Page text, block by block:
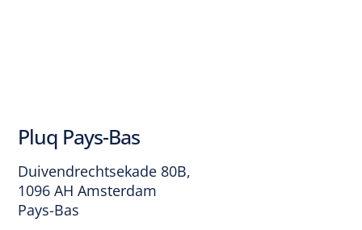
Pluq Pays-Bas
Duivendrechtsekade 80B,
1096 AH Amsterdam
Pays-Bas